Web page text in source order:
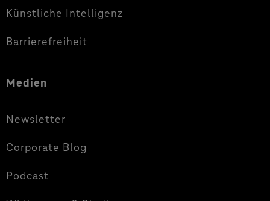
Künstliche Intelligenz
Barrierefreiheit
Medien
Newsletter
Corporate Blog
Podcast